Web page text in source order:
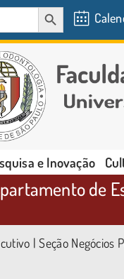
SEARCH BUTTON
e Inovação
de
| Seção Negócios